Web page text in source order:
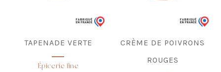
TAPENADE VERTE
Épicerie fine
CRÈME DE POIVRONS
ROUGES